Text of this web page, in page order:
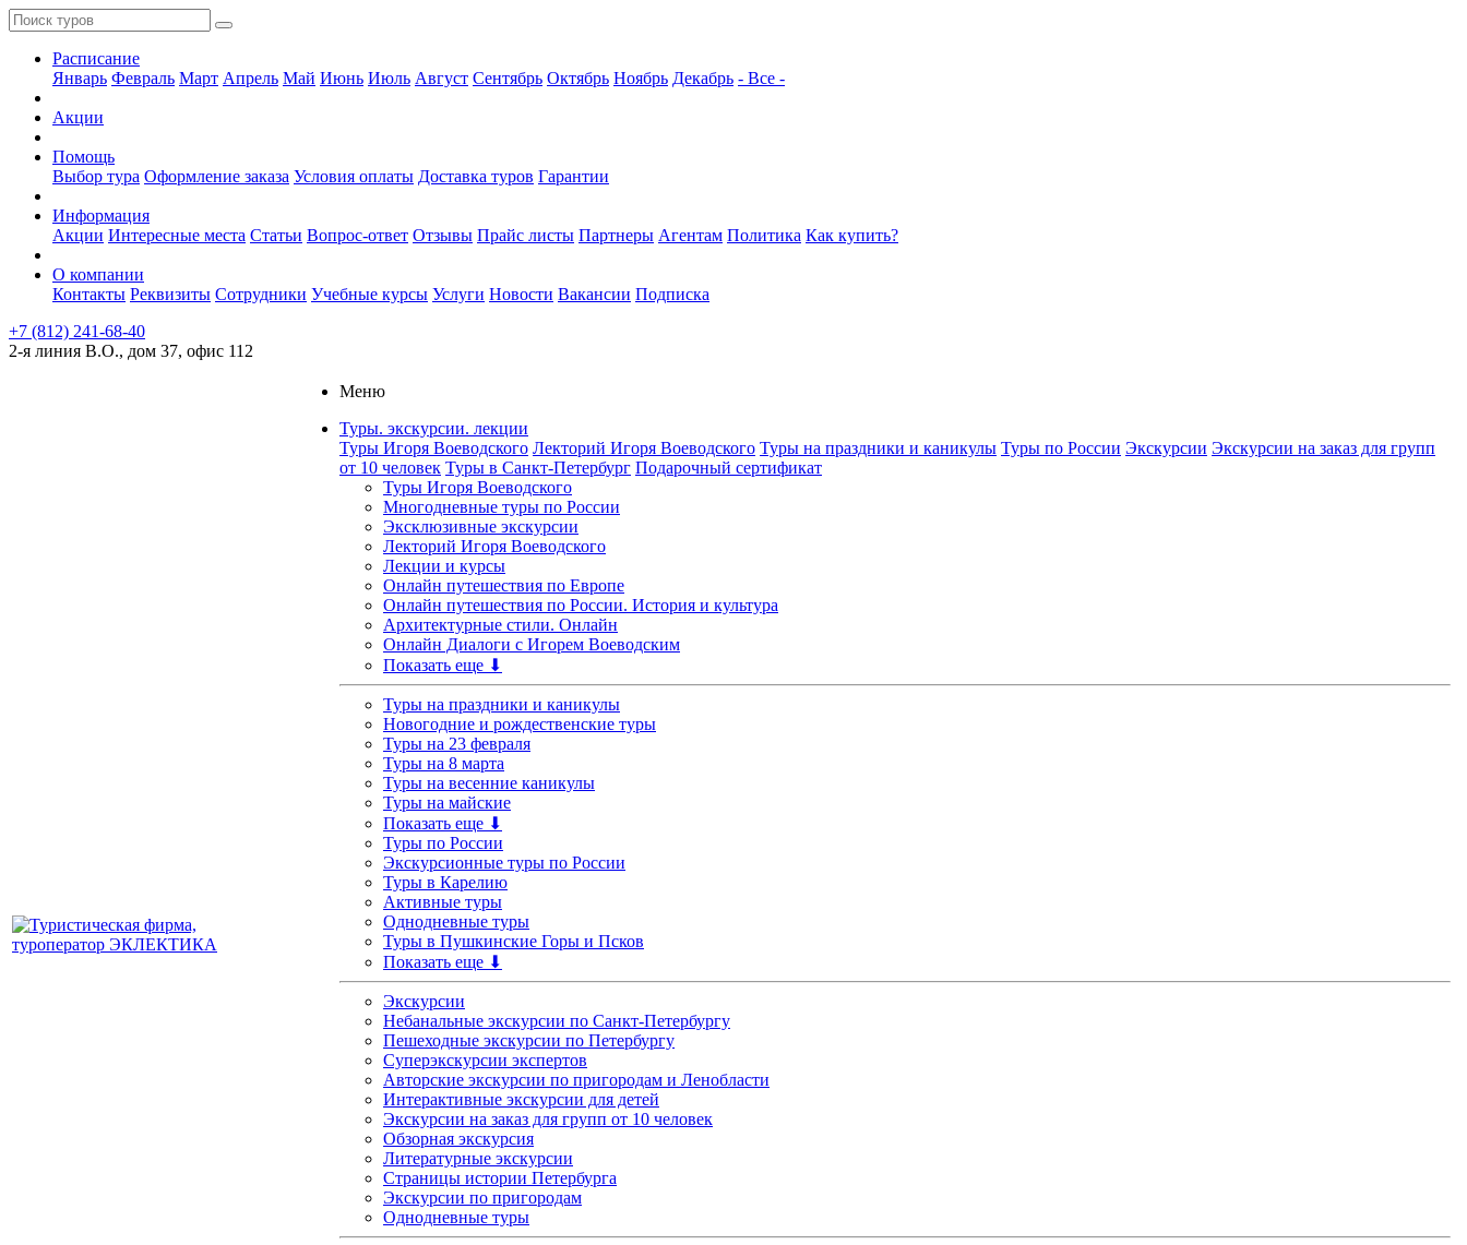
Расписание
Январь Февраль Март Апрель Май Июнь Июль Август Сентябрь Октябрь Ноябрь Декабрь - Все -
Акции
Помощь
Выбор тура Оформление заказа Условия оплаты Доставка туров Гарантии
Информация
Акции Интересные места Статьи Вопрос-ответ Отзывы Прайс листы Партнеры Агентам Политика Как купить?
О компании
Контакты Реквизиты Сотрудники Учебные курсы Услуги Новости Вакансии Подписка
+7 (812) 241-68-40
2-я линия В.О., дом 37, офис 112
Меню
Туры. экскурсии. лекции
Туры Игоря Воеводского Лекторий Игоря Воеводского Туры на праздники и каникулы Туры по России Экскурсии Экскурсии на заказ для групп
от 10 человек Туры в Санкт-Петербург Подарочный сертификат
Туры Игоря Воеводского
Многодневные туры по России
Эксклюзивные экскурсии
Лекторий Игоря Воеводского
Лекции и курсы
Онлайн путешествия по Европе
Онлайн путешествия по России. История и культура
Архитектурные стили. Онлайн
Онлайн Диалоги с Игорем Воеводским
Показать еще ⬇
Туры на праздники и каникулы
Новогодние и рождественские туры
Туры на 23 февраля
Туры на 8 марта
Туры на весенние каникулы
Туры на майские
Показать еще ⬇
Туры по России
Экскурсионные туры по России
Туры в Карелию
Активные туры
Однодневные туры
Туры в Пушкинские Горы и Псков
Показать еще ⬇
Экскурсии
Небанальные экскурсии по Санкт-Петербургу
Пешеходные экскурсии по Петербургу
Суперэкскурсии экспертов
Авторские экскурсии по пригородам и Ленобласти
Интерактивные экскурсии для детей
Экскурсии на заказ для групп от 10 человек
Обзорная экскурсия
Литературные экскурсии
Страницы истории Петербурга
Экскурсии по пригородам
Однодневные туры